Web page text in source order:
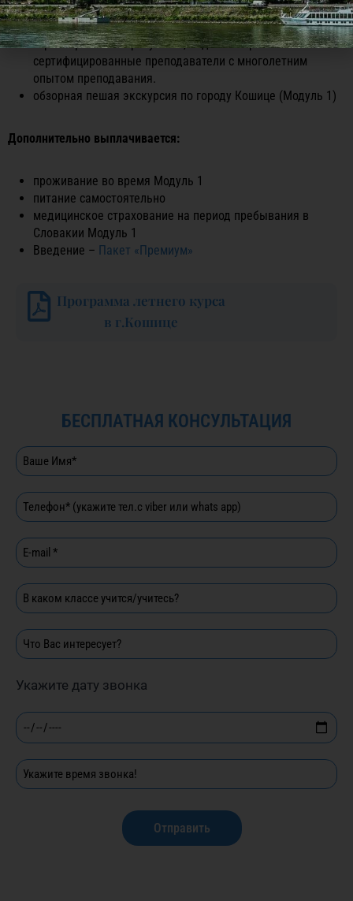
регулярная отчетность для родителей о посещении
учеником курсов и его успеваемости
гарантированный результат, ведь лекторы это
сертифицированные преподаватели с многолетним
опытом преподавания.
обзорная пешая экскурсия по городу Кошице (Модуль 1)
Дополнительно выплачивается:
проживание во время Модуль 1
питание самостоятельно
медицинское страхование на период пребывания в
Словакии Модуль 1
Введение – Пакет «Премиум»
Программа летнего курса
в г.Кошице
БЕСПЛАТНАЯ КОНСУЛЬТАЦИЯ
Укажите дату звонка